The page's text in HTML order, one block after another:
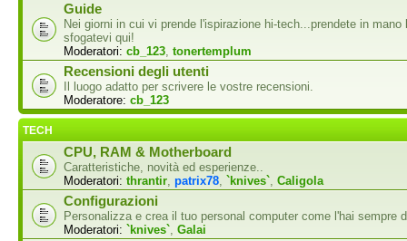
Guide
Nei giorni in cui vi prende l'ispirazione hi-tech...prendete in mano
sfogatevi qui!
Moderatori: cb_123, tonertemplum
Recensioni degli utenti
Il luogo adatto per scrivere le vostre recensioni.
Moderatore: cb_123
TECH
CPU, RAM & Motherboard
Caratteristiche, novità ed esperienze..
Moderatori: thrantir, patrix78, `knives`, Caligola
Configurazioni
Personalizza e crea il tuo personal computer come l'hai sempre
Moderatori: `knives`, Galai